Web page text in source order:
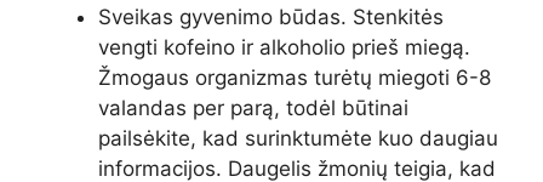
Sveikas gyvenimo būdas. Stenkitės
vengti kofeino ir alkoholio prieš miegą.
Žmogaus organizmas turėtų miegoti 6-8
valandas per parą, todėl būtinai
pailsėkite, kad surinktumėte kuo daugiau
informacijos. Daugelis žmonių teigia, kad